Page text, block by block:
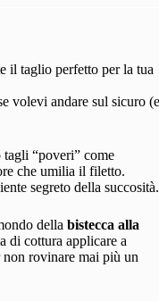
il taglio perfetto per la tua
volevi andare sul sicuro (e
tagli “poveri” come
che umilia il filetto.
segreto della succosità.
della bistecca alla
di cottura applicare a
non rovinare mai più un